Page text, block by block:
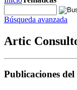
Búsqueda avanzada
Artic
Publicaciones